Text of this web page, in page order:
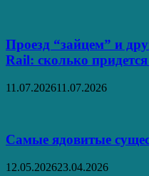
Проезд “зайцем” и
Rail: сколько
11.07.202611.07.2026
Самые ядовитые
12.05.202623.04.2026